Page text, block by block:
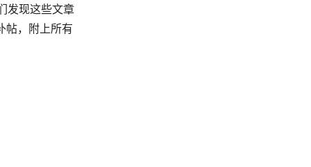
发现这些文章
帖，附上所有